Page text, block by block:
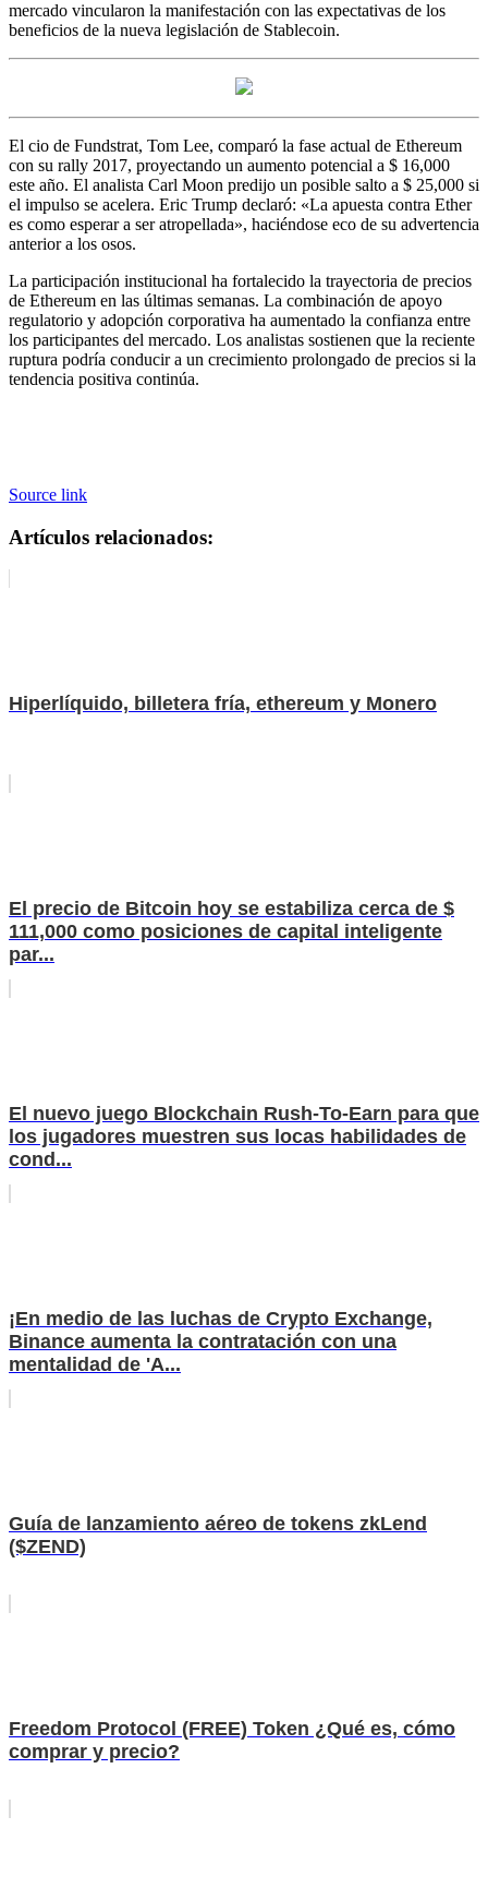
mercado vincularon la manifestación con las expectativas de los
beneficios de la nueva legislación de Stablecoin.
El cio de Fundstrat, Tom Lee, comparó la fase actual de Ethereum
con su rally 2017, proyectando un aumento potencial a $ 16,000
este año. El analista Carl Moon predijo un posible salto a $ 25,000 si
el impulso se acelera. Eric Trump declaró: «La apuesta contra Ether
es como esperar a ser atropellada», haciéndose eco de su advertencia
anterior a los osos.
La participación institucional ha fortalecido la trayectoria de precios
de Ethereum en las últimas semanas. La combinación de apoyo
regulatorio y adopción corporativa ha aumentado la confianza entre
los participantes del mercado. Los analistas sostienen que la reciente
ruptura podría conducir a un crecimiento prolongado de precios si la
tendencia positiva continúa.
Source link
Artículos relacionados:
Hiperlíquido, billetera fría, ethereum y Monero
El precio de Bitcoin hoy se estabiliza cerca de $
111,000 como posiciones de capital inteligente
par...
El nuevo juego Blockchain Rush-To-Earn para que
los jugadores muestren sus locas habilidades de
cond...
¡En medio de las luchas de Crypto Exchange,
Binance aumenta la contratación con una
mentalidad de 'A...
Guía de lanzamiento aéreo de tokens zkLend
($ZEND)
Freedom Protocol (FREE) Token ¿Qué es, cómo
comprar y precio?